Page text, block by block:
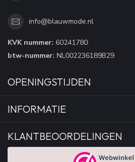
info@blauwmode.nl
KVK nummer: 60241780
btw-nummer: NL002236189B29
OPENINGSTIJDEN
INFORMATIE
KLANTBEOORDELINGEN